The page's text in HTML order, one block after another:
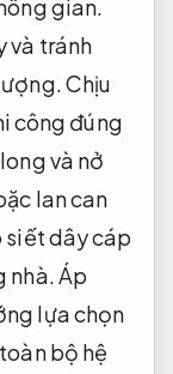
gian.
và tránh
Chịu
công đúng
và nở
lan can
siết dây cáp
nhà.Áp
lựa chọn
bộ hệ